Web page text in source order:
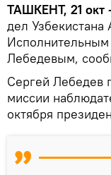
ТАШКЕНТ, 21 окт
дел Узбекистана
Лебедевым,
Сергей Лебедев
миссии
октября